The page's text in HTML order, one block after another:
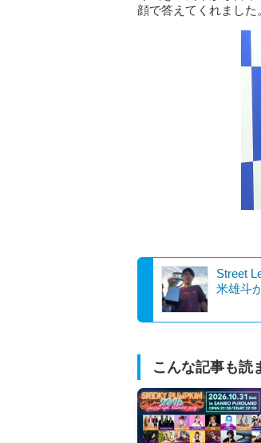
顔で答えてくれました
Street
米雄斗
こんな記事も読